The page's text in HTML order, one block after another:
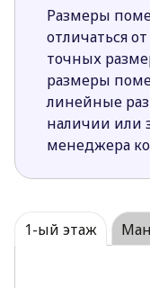
Четкое
дискомфорта
Полускрытую
хозяйка,
шедевры в
Отделка
дому
Наличие трех
членам семьи.
Размеры
отличаться
точных
размеры
линейные
наличии или
менеджера
1-ый этаж